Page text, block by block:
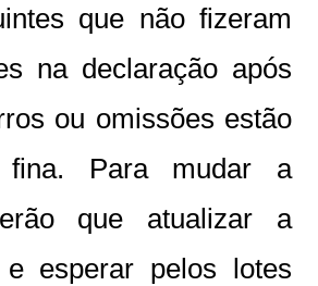
que não fizeram
na declaração após
ou omissões estão
Para mudar a
que atualizar a
e esperar pelos lotes